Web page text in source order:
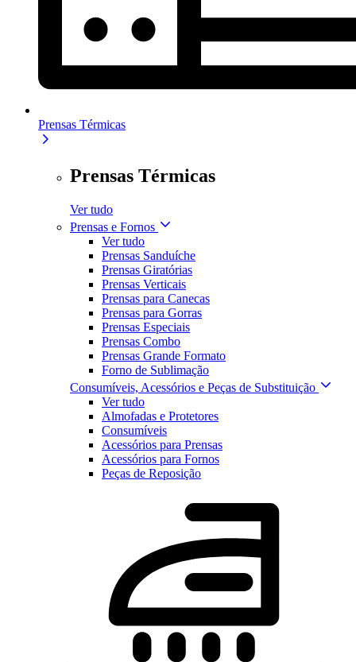
Prensas Térmicas
Prensas Térmicas
Ver tudo
Prensas e Fornos
Ver tudo
Prensas Sanduíche
Prensas Giratórias
Prensas Verticais
Prensas para Canecas
Prensas para Gorras
Prensas Especiais
Prensas Combo
Prensas Grande Formato
Forno de Sublimação
Consumíveis, Acessórios e Peças de Substituição
Ver tudo
Almofadas e Protetores
Consumíveis
Acessórios para Prensas
Acessórios para Fornos
Peças de Reposição